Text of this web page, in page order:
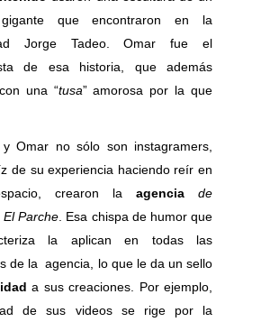
que encontraron en la
Jorge Tadeo. Omar fue el
de esa historia, que además
una “tusa” amorosa por la que
y Omar no sólo son instagramers,
de su experiencia haciendo reír en
crearon la agencia
de
El Parche . Esa chispa de humor que
la aplican en todas las
de la agencia, lo que le da un sello
a sus creaciones. Por ejemplo,
de sus videos se rige por la